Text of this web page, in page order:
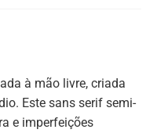
à mão livre, criada
Este sans serif semi-
e imperfeições